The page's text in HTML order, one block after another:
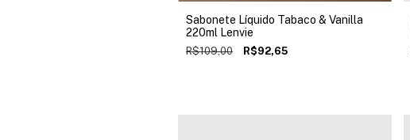
Sabonete Líquido Tabaco & Vanilla
220ml Lenvie
R$109,00 R$92,65